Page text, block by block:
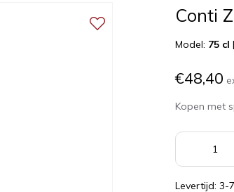
Conti
Model: 75 cl
€48,40
Kopen met
Levertijd: 3-